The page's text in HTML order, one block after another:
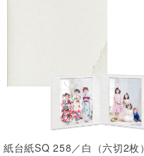
紙台紙SQ 258／白（六切2枚）